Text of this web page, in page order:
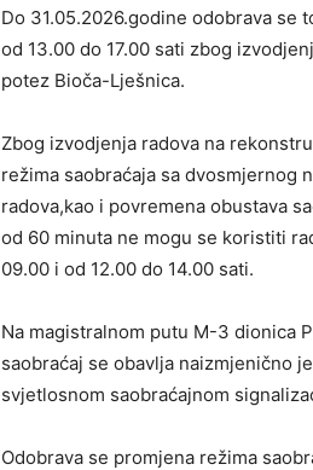
Do 31.05.2026.godine odobrava se
od 13.00 do 17.00 sati zbog
potez Bioča-Lješnica.
Zbog izvodjenja radova na
režima saobraćaja sa dvosmjernog
radova,kao i povremena obustava
od 60 minuta ne mogu se koristiti
09.00 i od 12.00 do 14.00 sati.
Na magistralnom putu M-3 dionica
saobraćaj se obavlja naizmjenično
svjetlosnom saobraćajnom
Odobrava se promjena režima